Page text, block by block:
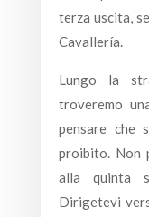
terza uscita,
Cavallería.
Lungo la
troveremo
pensare che
proibito. Non
alla quinta
Dirigetevi